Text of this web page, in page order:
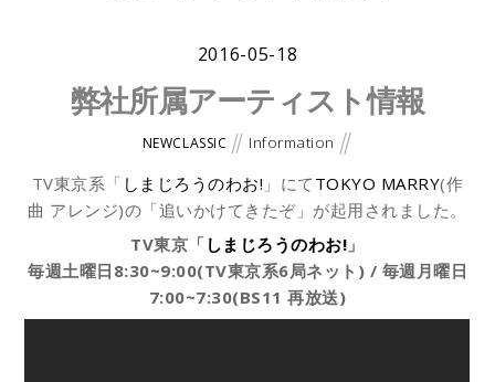
2016-05-18
弊社所属アーティスト情報
NEWCLASSIC Information
TV東京系「 しまじろうのわお! 」にて TOKYO MARRY(作
曲 アレンジ)の「追いかけてきたぞ」が起用されました。
TV東京「 しまじろうのわお! 」
毎週土曜日8:30~9:00(TV東京系6局ネット) / 毎週月曜日
7:00~7:30(BS11 再放送)